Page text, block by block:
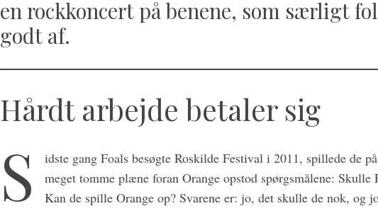
en rockkoncert på benene, som særligt
godt af.
Hårdt arbejde betaler sig
S
idste gang Foals besøgte Roskilde Festival i 2011, spillede de
meget tomme plæne foran Orange opstod spørgsmålene:
Kan de spille Orange op? Svarene er: jo, det skulle de nok, og